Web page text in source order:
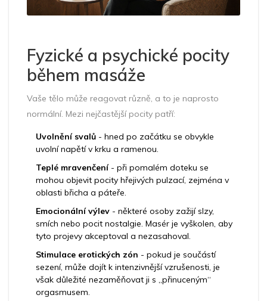
Fyzické a psychické pocity
během masáže
Vaše tělo může reagovat různě, a to je naprosto
normální. Mezi nejčastější pocity patří:
Uvolnění svalů - hned po začátku se obvykle
uvolní napětí v krku a ramenou.
Teplé mravenčení- při pomalém doteku se
mohou objevit pocity hřejivých pulzací, zejména v
oblasti břicha a páteře.
Emocionální výlev - některé osoby zažijí slzy,
smích nebo pocit nostalgie. Masér je vyškolen, aby
tyto projevy akceptoval a nezasahoval.
Stimulace erotických zón - pokud je součástí
sezení, může dojít k intenzivnější vzrušenosti, je
však důležité nezaměňovat ji s „přinuceným“
orgasmusem.